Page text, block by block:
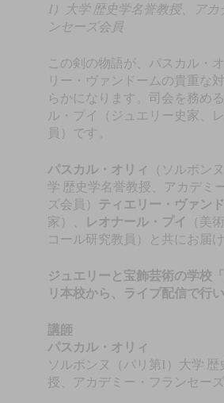
1）大学 歴史学名誉教授、ア
ンセーズ会員
この剣の物語が、パスカル・
リー・ヴァンドームの貴重な
らかになります。司会を務め
ル・プイ（ジュエリー史家、
員）です。
パスカル・オリィ
（ソルボン
学 歴史学名誉教授、アカデミ
ズ会員） ティエリー・ヴァン
家）、
レオナール・プイ
（美
コール研究教員）と共にお届け
ジュエリーと宝飾芸術の学校
リ本校から、ライブ配信で行
講師
パスカル・オリィ
ソルボンヌ（パリ第1）大学 歴
授、アカデミー・フランセー